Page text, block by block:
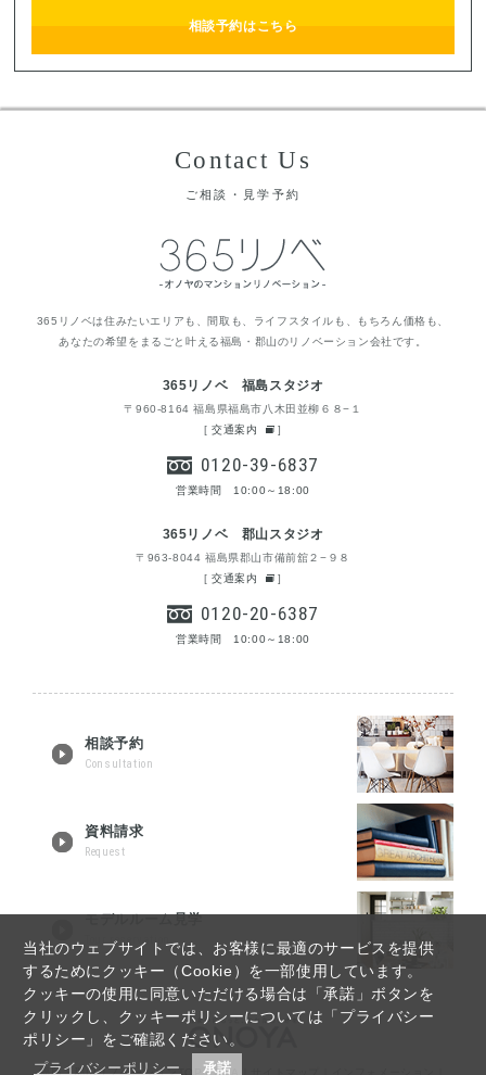
当社のウェブサイトでは、お客様に最適のサービスを提供
するためにクッキー（Cookie）を一部使用しています。
クッキーの使用に同意いただける場合は「承諾」ボタンを
クリックし、クッキーポリシーについては「プライバシー
ポリシー」をご確認ください。
プライバシーポリシー 承諾
相談予約はこちら
Contact Us
ご相談・見学予約
365リノベは住みたいエリアも、間取も、ライフスタイルも、もちろん価格も、
あなたの希望をまるごと叶える福島・郡山のリノベーション会社です。
365リノベ 福島スタジオ
〒960-8164 福島県福島市八木田並柳６８−１
[交通案内 ]
0120-39-6837
営業時間 10:00～18:00
365リノベ 郡山スタジオ
〒963-8044 福島県郡山市備前舘２−９８
[交通案内 ]
0120-20-6387
営業時間 10:00～18:00
相談予約
Consultation
資料請求
Request
モデルルーム見学
Tour reservation
福島・郡山リノベーションTOP ｜Q&A